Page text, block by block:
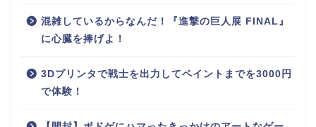
混雑しているからなんだ！『進撃の巨人展 FINAL』
に心臓を捧げよ！
3Dプリンタで戦士を出力してペイントまでを3000円
で体験！